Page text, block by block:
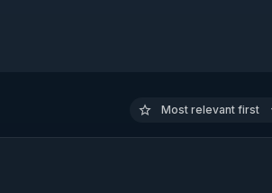
Most relevant first